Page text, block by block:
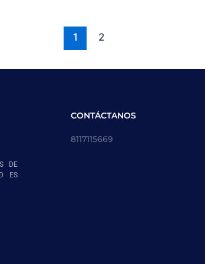
1 2
DE
ES
CONTÁCTANOS
8117115669